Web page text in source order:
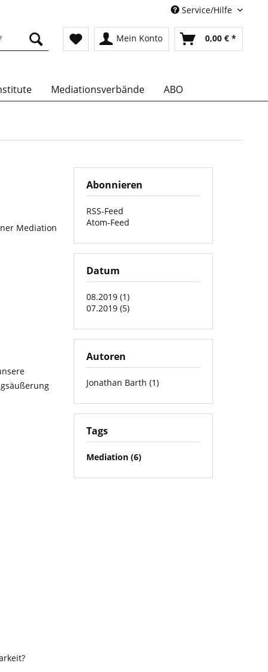
Service/Hilfe
Mein Konto 0,00 € *
Mediationsverbände ABO
Abonnieren
RSS-Feed
Atom-Feed
Datum
08.2019 (1)
07.2019 (5)
Autoren
Jonathan Barth (1)
Tags
Mediation (6)
Mediation